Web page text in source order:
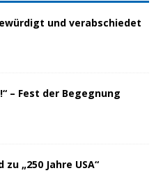
und verabschiedet
– Fest der Begegnung
„250 Jahre USA“